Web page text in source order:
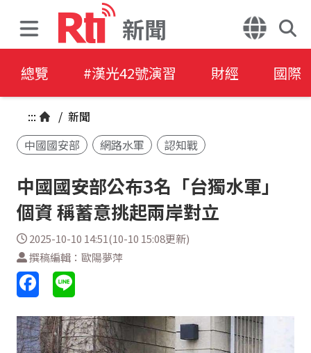
新聞
總覽 #漢光42號演習 財經 國際
::: / 新聞
中國國安部
網路水軍 認知戰
中國國安部公布3名「台獨水軍」
個資 稱蓄意挑起兩岸對立
2025-10-10 14:51(10-10 15:08更新)
撰稿編輯：歐陽夢萍